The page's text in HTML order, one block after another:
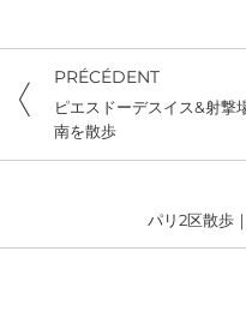
PRÉCÉDENT
ピエスドーデスイス&射撃
南を散歩
パリ2区散歩